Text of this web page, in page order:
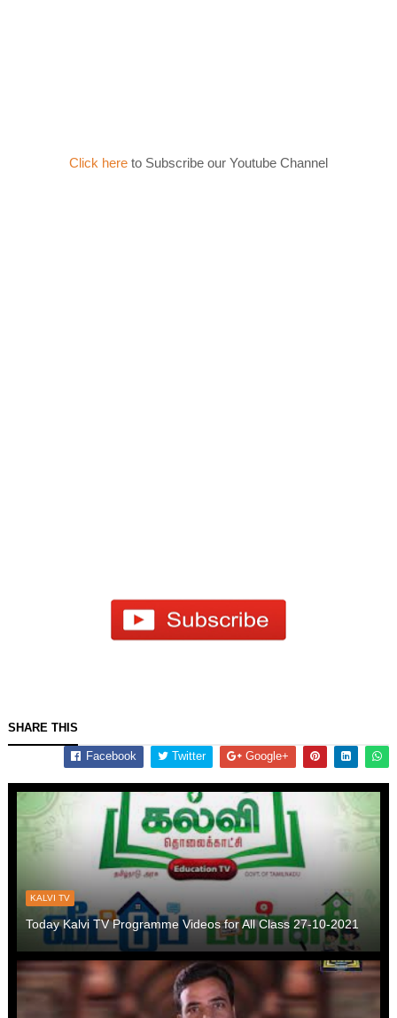
Click here to Subscribe our Youtube Channel
SHARE THIS
Facebook Twitter Google+
KALVI TV
Today Kalvi TV Programme Videos for All Class 27-10-2021